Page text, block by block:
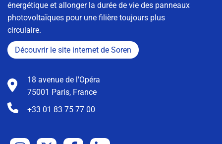
énergétique et allonger la durée de vie des panneaux
photovoltaïques pour une filière toujours plus
circulaire.
Découvrir le site internet de Soren
18 avenue de l'Opéra
75001 Paris, France
+33 01 83 75 77 00